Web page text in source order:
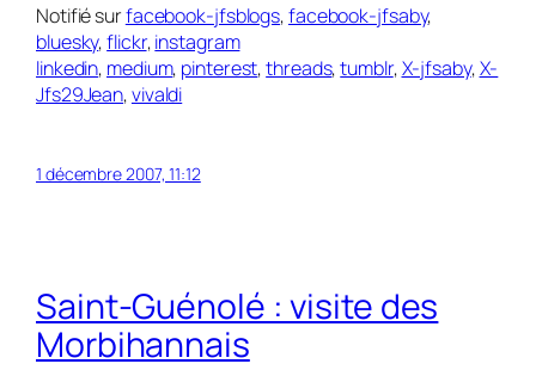
Notifié surfacebook-jfsblogs,facebook-jfsaby,
bluesky,flickr,instagram
linkedin, medium, pinterest,threads,tumblr,X-jfsaby,X-
Jfs29Jean,vivaldi
1 décembre 2007, 11:12
Saint-Guénolé : visite des
Morbihannais